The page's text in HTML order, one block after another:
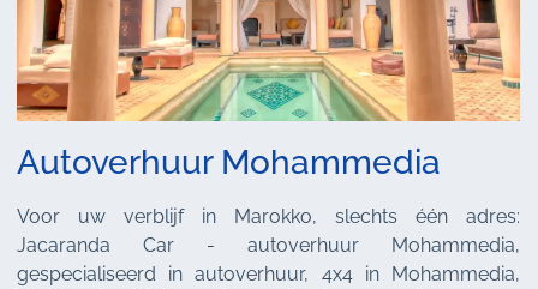
Autoverhuur Mohammedia
Voor uw verblijf in Marokko, slechts één adres:
Jacaranda Car - autoverhuur Mohammedia,
gespecialiseerd in autoverhuur, 4x4 in Mohammedia,